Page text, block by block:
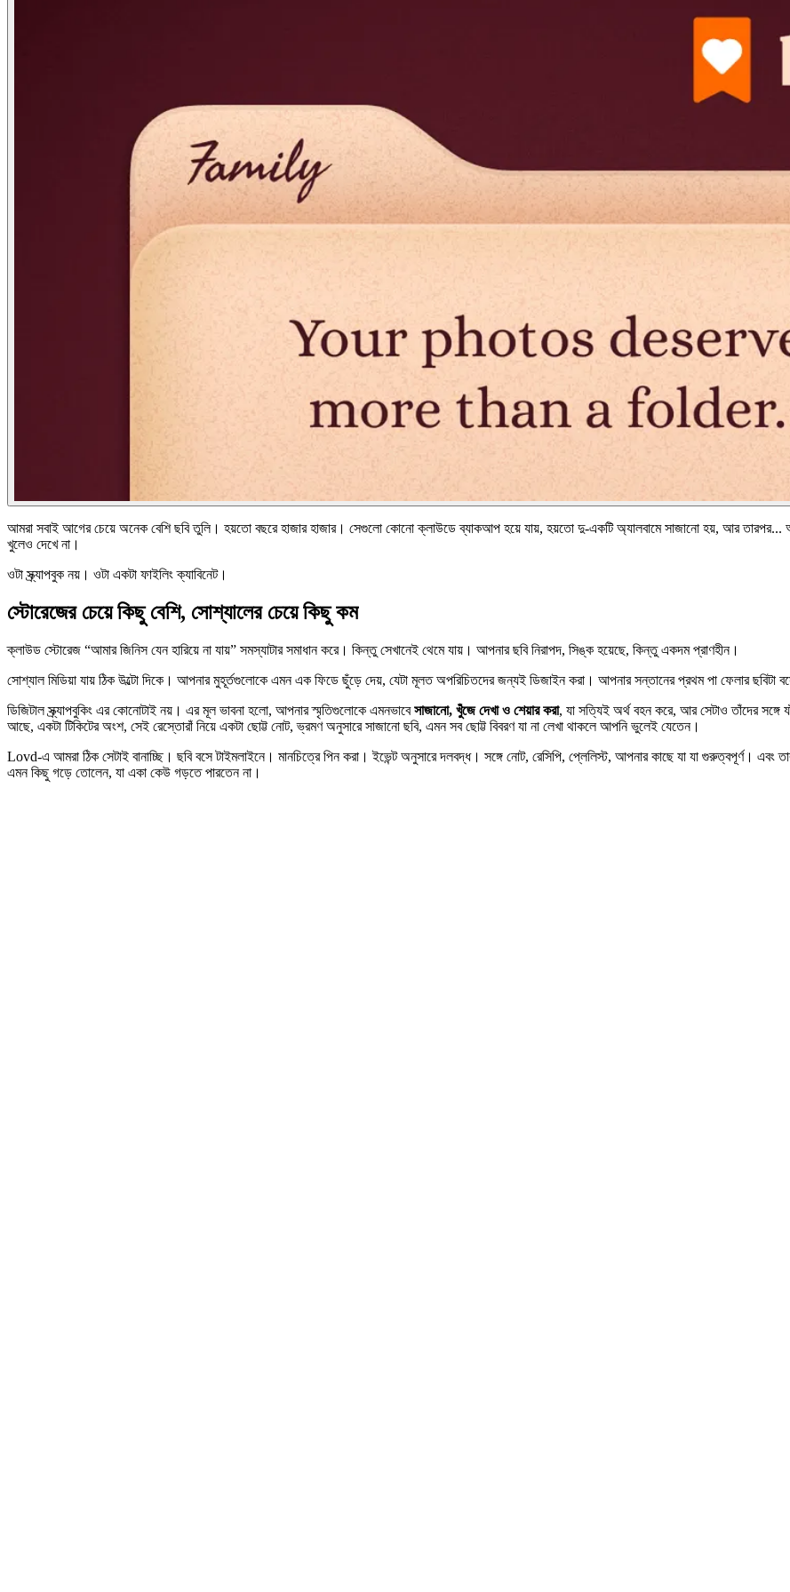
আমরা সবাই আগের চেয়ে অনেক বেশি ছবি তুলি। হয়তো বছরে হাজার হাজার। সেগুলো কোনো ক্লাউডে ব্যাকআপ হয়ে যায়, হয়তো দু-একটি অ্যালবামে সাজানো হয়, আর
খুলেও দেখে না।
ওটা স্ক্র্যাপবুক নয়। ওটা একটা ফাইলিং ক্যাবিনেট।
স্টোরেজের চেয়ে কিছু বেশি, সোশ্যালের চেয়ে কিছু কম
ক্লাউড স্টোরেজ “আমার জিনিস যেন হারিয়ে না যায়” সমস্যাটার সমাধান করে। কিন্তু সেখানেই থেমে যায়। আপনার ছবি নিরাপদ, সিঙ্ক হয়েছে, কিন্তু একদম প্রাণহীন।
সোশ্যাল মিডিয়া যায় ঠিক উল্টো দিকে। আপনার মুহূর্তগুলোকে এমন এক ফিডে ছুঁড়ে দেয়, যেটা মূলত অপরিচিতদের জন্যই ডিজাইন করা। আপনার সন্তানের প্রথম পা ফেলার ছবিটা বসে
ডিজিটাল স্ক্র্যাপবুকিং এর কোনোটাই নয়। এর মূল ভাবনা হলো, আপনার স্মৃতিগুলোকে এমনভাবেসাজানো, খুঁজে দেখা ও শেয়ার করা, যা সত্যিই অর্থ বহন করে, আর সেটাও তাঁদের সঙ্গে
আছে, একটা টিকিটের অংশ, সেই রেস্তোরাঁ নিয়ে একটা ছোট্ট নোট, ভ্রমণ অনুসারে সাজানো ছবি, এমন সব ছোট্ট বিবরণ যা না লেখা থাকলে আপনি ভুলেই যেতেন।
Lovd-এ আমরা ঠিক সেটাই বানাচ্ছি। ছবি বসে টাইমলাইনে। মানচিত্রে পিন করা। ইভেন্ট অনুসারে দলবদ্ধ। সঙ্গে নোট, রেসিপি, প্লেলিস্ট, আপনার কাছে যা যা গুরুত্বপূর্ণ। এবং
এমন কিছু গড়ে তোলেন, যা একা কেউ গড়তে পারতেন না।